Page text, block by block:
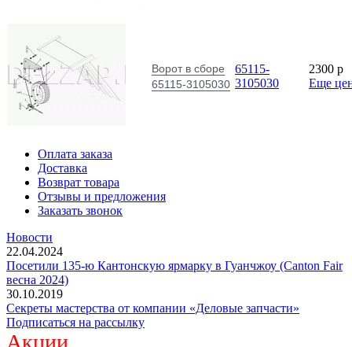
Ворот в сборе
65115-3105030
65115-
3105030
2300 p
Еще
Оплата заказа
Доставка
Возврат товара
Отзывы и предложения
Заказать звонок
Новости
22.04.2024
Посетили 135-ю Кантонскую ярмарку в Гуанчжоу (Canton Fair
весна 2024)
30.10.2019
Секреты мастерства от компании «Деловые запчасти»
Подписаться на рассылку
Акции